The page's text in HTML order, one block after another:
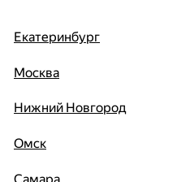
Екатеринбург
Москва
Нижний Новгород
Омск
Самара